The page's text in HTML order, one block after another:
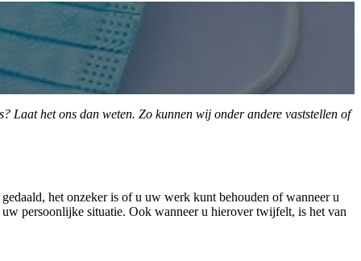
Laat het ons dan weten. Zo kunnen wij onder andere vaststellen of
het onzeker is of u uw werk kunt behouden of wanneer u
persoonlijke situatie. Ook wanneer u hierover twijfelt, is het van